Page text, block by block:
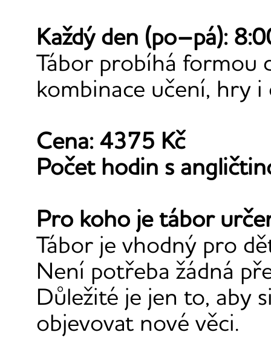
Každý den (po–pá):
Tábor probíhá formou
kombinace učení, hry i
Cena: 4375 Kč
Počet hodin s
Pro koho je tábor
Tábor je vhodný pro
Není potřeba žádná
Důležité je jen to, aby
objevovat nové věci.